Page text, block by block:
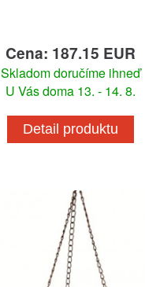
Cena: 187.15 EUR
Skladom doručíme ihneď
U Vás doma 13. - 14. 8.
Detail produktu